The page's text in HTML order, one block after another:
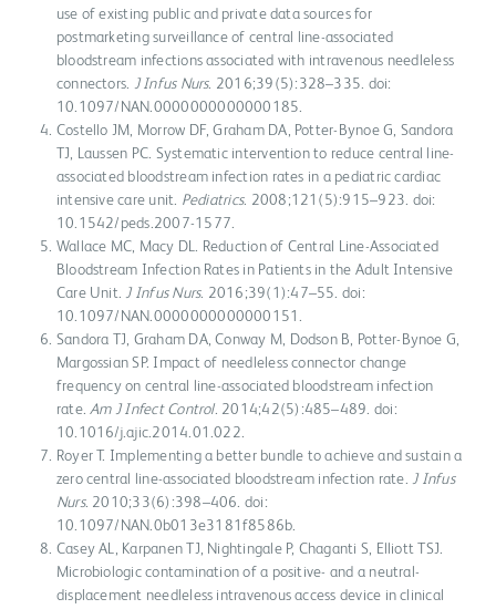
use of existing public and private data sources for
postmarketing surveillance of central line-associated
bloodstream infections associated with intravenous needleless
connectors. J Infus Nurs. 2016;39(5):328–335. doi:
10.1097/NAN.0000000000000185.
Costello JM, Morrow DF, Graham DA, Potter-Bynoe G, Sandora
TJ, Laussen PC. Systematic intervention to reduce central line-
associated bloodstream infection rates in a pediatric cardiac
intensive care unit. Pediatrics. 2008;121(5):915–923. doi:
10.1542/peds.2007-1577.
Wallace MC, Macy DL. Reduction of Central Line-Associated
Bloodstream Infection Rates in Patients in the Adult Intensive
Care Unit.J Infus Nurs. 2016;39(1):47–55. doi:
10.1097/NAN.0000000000000151.
Sandora TJ, Graham DA, Conway M, Dodson B, Potter-Bynoe G,
Margossian SP. Impact of needleless connector change
frequency on central line-associated bloodstream infection
rate.Am J Infect Control. 2014;42(5):485–489. doi:
10.1016/j.ajic.2014.01.022.
Royer T. Implementing a better bundle to achieve and sustain a
zero central line-associated bloodstream infection rate.J Infus
Nurs. 2010;33(6):398–406. doi:
10.1097/NAN.0b013e3181f8586b.
Casey AL, Karpanen TJ, Nightingale P, Chaganti S, Elliott TSJ.
Microbiologic contamination of a positive- and a neutral-
displacement needleless intravenous access device in clinical